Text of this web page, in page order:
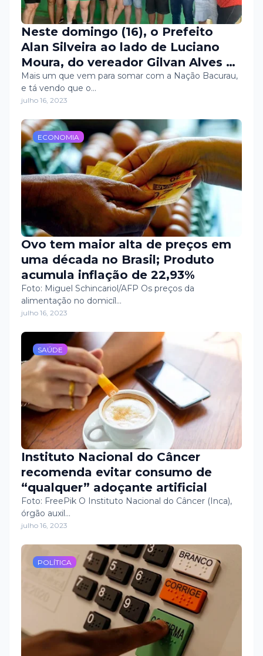
Neste domingo (16), o Prefeito
Alan Silveira ao lado de Luciano
Moura, do vereador Gilvan Alves e
da ex-prefeita e presidente do
MDB de Apodi, Gorete Silveira,
recebeu o apoio e adesão de
Bodozão e família, do Sítio do
Góis.
Mais um que vem para somar com a Nação Bacurau,
e tá vendo que o…
julho 16, 2023
ECONOMIA
Ovo tem maior alta de preços em
uma década no Brasil; Produto
acumula inflação de 22,93%
Foto: Miguel Schincariol/AFP Os preços da
alimentação no domicíl…
julho 16, 2023
SAÚDE
Instituto Nacional do Câncer
recomenda evitar consumo de
“qualquer” adoçante artificial
Foto: FreePik O Instituto Nacional do Câncer (Inca),
órgão auxil…
julho 16, 2023
POLÍTICA